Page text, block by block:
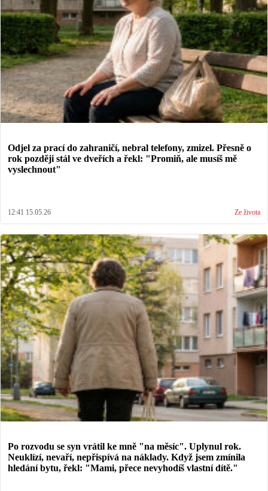
Odjel za prací do zahraničí, nebral telefony, zmizel. Přesně o
rok později stál ve dveřích a řekl: "Promiň, ale musíš mě
vyslechnout"
12:41 15.05.26 Ze života
Po rozvodu se syn vrátil ke mně "na měsíc". Uplynul rok.
Neuklízí, nevaří, nepřispívá na náklady. Když jsem zmínila
hledání bytu, řekl: "Mami, přece nevyhodíš vlastní dítě."